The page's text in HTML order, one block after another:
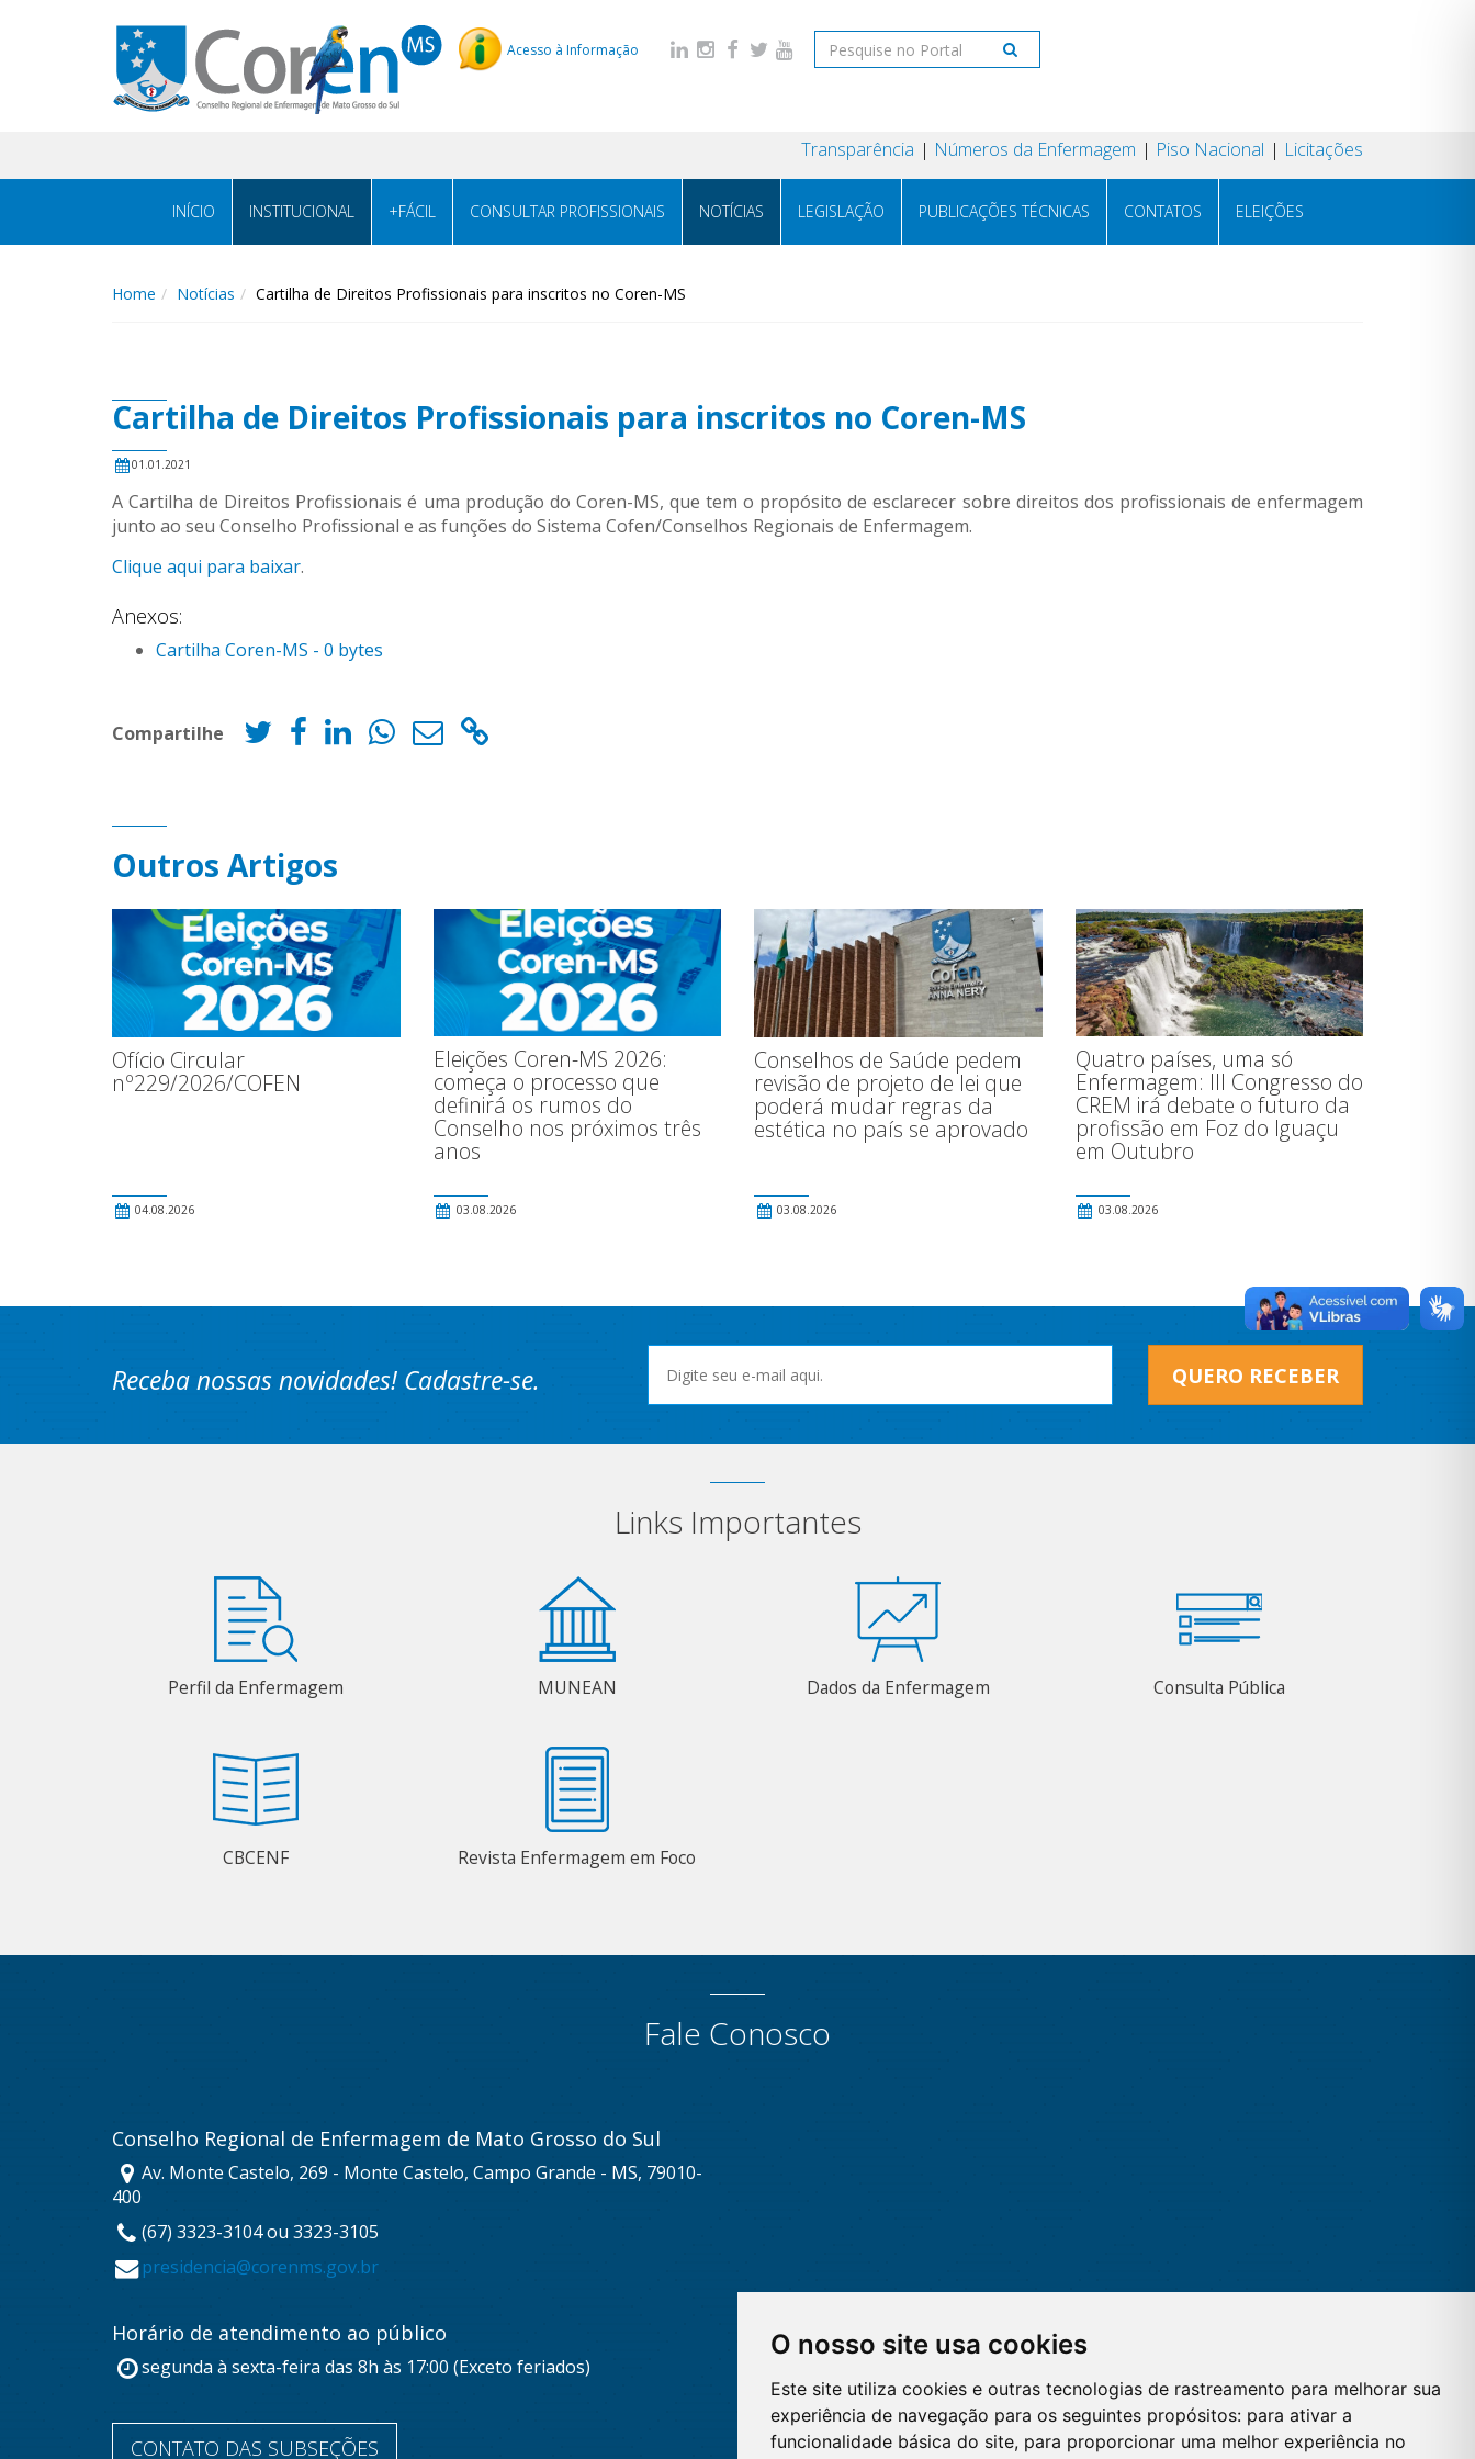
O nosso site usa cookies
Este site utiliza cookies e outras tecnologias de rastreamento para melhorar sua
experiência de navegação para os seguintes propósitos: para ativar a
funcionalidade básica do site, para proporcionar uma melhor experiência no
Acesso à Informação
Transparência Números da Enfermagem Piso Nacional Licitações
INÍCIO INSTITUCIONAL +FÁCIL CONSULTAR PROFISSIONAIS NOTÍCIAS LEGISLAÇÃO PUBLICAÇÕES TÉCNICAS CONTATOS ELEIÇÕES
Home Notícias Cartilha de Direitos Profissionais para inscritos no Coren-MS
Cartilha de Direitos Profissionais para inscritos no Coren-MS
01.01.2021
A Cartilha de Direitos Profissionais é uma produção do Coren-MS, que tem o propósito de esclarecer sobre direitos dos profissionais de enfermagem
junto ao seu Conselho Profissional e as funções do Sistema Cofen/Conselhos Regionais de Enfermagem.
Clique aqui para baixar.
Anexos:
Cartilha Coren-MS - 0 bytes
Compartilhe
Outros Artigos
Ofício Circular
nº229/2026/COFEN
04.08.2026
Eleições Coren-MS 2026:
começa o processo que
definirá os rumos do
Conselho nos próximos três
anos
03.08.2026
Conselhos de Saúde pedem
revisão de projeto de lei que
poderá mudar regras da
estética no país se aprovado
03.08.2026
Quatro países, uma só
Enfermagem: III Congresso do
CREM irá debate o futuro da
profissão em Foz do Iguaçu
em Outubro
03.08.2026
Receba nossas novidades! Cadastre-se. QUERO RECEBER
Links Importantes
Perfil da Enfermagem MUNEAN Dados da Enfermagem Consulta Pública
CBCENF Revista Enfermagem em Foco
Fale Conosco
Conselho Regional de Enfermagem de Mato Grosso do Sul
Av. Monte Castelo, 269 - Monte Castelo, Campo Grande - MS, 79010-
400
(67) 3323-3104 ou 3323-3105
presidencia@corenms.gov.br
Horário de atendimento ao público
segunda à sexta-feira das 8h às 17:00 (Exceto feriados)
CONTATO DAS SUBSEÇÕES